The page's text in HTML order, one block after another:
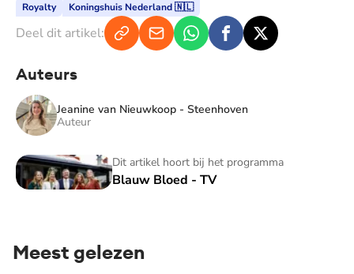
Royalty Koningshuis Nederland 🇳🇱
Deel dit artikel:
Auteurs
Jeanine van Nieuwkoop - Steenhoven
Auteur
Dit artikel hoort bij het programma
Blauw Bloed - TV
Blauw Bloed - TV
Meest gelezen